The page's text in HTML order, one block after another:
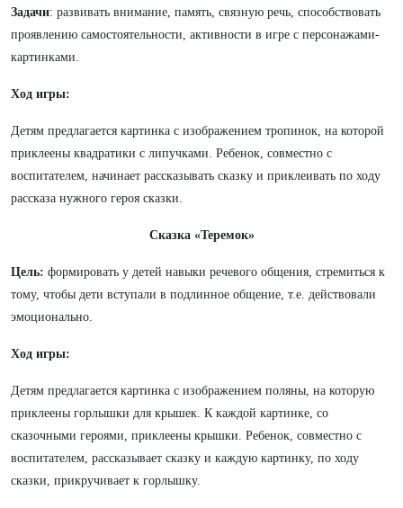
Задачи: развивать внимание, память, связную речь, способствовать
проявлению самостоятельности, активности в игре с персонажами-
картинками.
Ход игры:
Детям предлагается картинка с изображением тропинок, на которой
приклеены квадратики с липучками. Ребенок, совместно с
воспитателем, начинает рассказывать сказку и приклеивать по ходу
рассказа нужного героя сказки.
Сказка «Теремок»
Цель: формировать у детей навыки речевого общения, стремиться к
тому, чтобы дети вступали в подлинное общение, т.е. действовали
эмоционально.
Ход игры:
Детям предлагается картинка с изображением поляны, на которую
приклеены горлышки для крышек. К каждой картинке, со
сказочными героями, приклеены крышки. Ребенок, совместно с
воспитателем, рассказывает сказку и каждую картинку, по ходу
сказки, прикручивает к горлышку.